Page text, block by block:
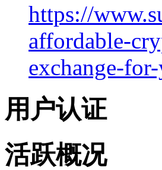
https://
affordable-
exchange-
用户认证
活跃概况